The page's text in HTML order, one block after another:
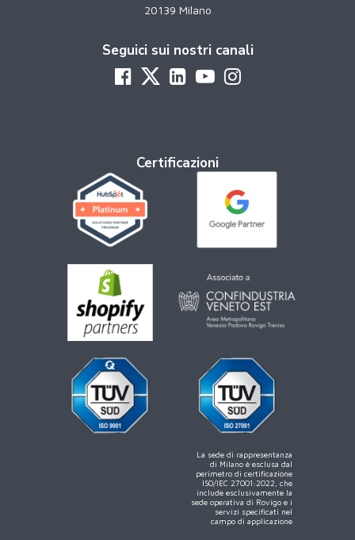
20139 Milano
Seguici sui nostri canali
Certificazioni
La sede di rappresentanza
di Milano è esclusa dal
perimetro di certificazione
ISO/IEC 27001:2022, che
include esclusivamente la
sede operativa di Rovigo e i
servizi specificati nel
campo di applicazione